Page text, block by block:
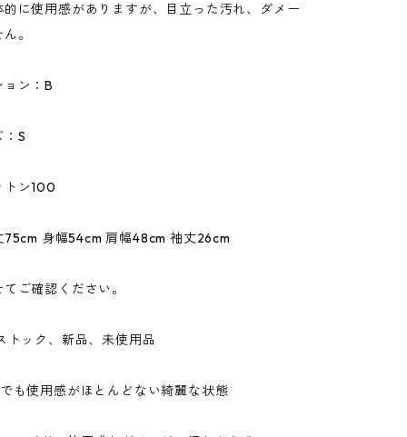
に使用感がありますが、目立った汚れ、ダメー
。
ン：B
S
ン100
身幅54cm 肩幅48cm 袖丈26cm
ご確認ください。
トック、新品、未使用品
も使用感がほとんどない綺麗な状態